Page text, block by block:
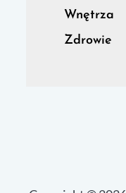
Wnętrza
Zdrowie